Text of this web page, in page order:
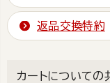
返品交換特約
カートについての